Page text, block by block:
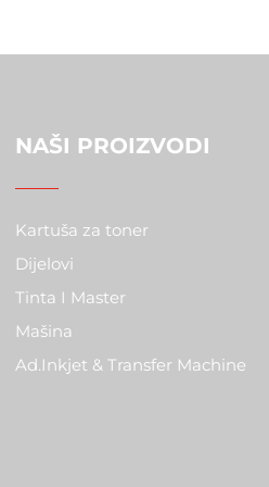
NAŠI PROIZVODI
Kartuša za toner
Dijelovi
Tinta I Master
Mašina
Ad.Inkjet & Transfer Machine